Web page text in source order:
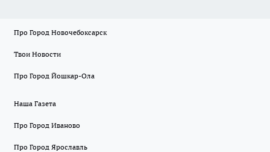
Про Город Новочебоксарск
Твои Новости
Про Город Йошкар-Ола
Наша Газета
Про Город Иваново
Про Город Ярославль